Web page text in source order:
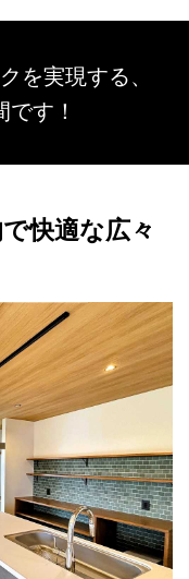
を実現する、
す！
快適な広々